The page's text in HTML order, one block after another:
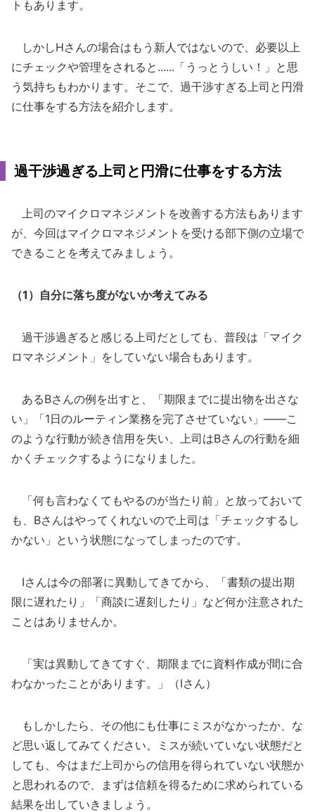
トもあります。
しかしHさんの場合はもう新人ではないので、必要以上
にチェックや管理をされると......「うっとうしい！」と思
う気持ちもわかります。そこで、過干渉すぎる上司と円滑
に仕事をする方法を紹介します。
過干渉過ぎる上司と円滑に仕事をする方法
上司のマイクロマネジメントを改善する方法もあります
が、今回はマイクロマネジメントを受ける部下側の立場で
できることを考えてみましょう。
（1）自分に落ち度がないか考えてみる
過干渉過ぎると感じる上司だとしても、普段は「マイク
ロマネジメント」をしていない場合もあります。
あるBさんの例を出すと、「期限までに提出物を出さな
い」「1日のルーティン業務を完了させていない」――こ
のような行動が続き信用を失い、上司はBさんの行動を細
かくチェックするようになりました。
「何も言わなくてもやるのが当たり前」と放っておいて
も、Bさんはやってくれないので上司は「チェックするし
かない」という状態になってしまったのです。
Iさんは今の部署に異動してきてから、「書類の提出期
限に遅れたり」「商談に遅刻したり」など何か注意された
ことはありませんか。
「実は異動してきてすぐ、期限までに資料作成が間に合
わなかったことがあります。」（Iさん）
もしかしたら、その他にも仕事にミスがなかったか、な
ど思い返してみてください。ミスが続いていない状態だと
しても、今はまだ上司からの信用を得られていない状態か
と思われるので、まずは信頼を得るために求められている
結果を出していきましょう。